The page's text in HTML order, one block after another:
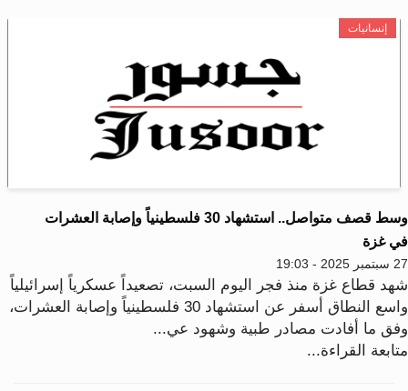
إنسانيات
وسط قصف متواصل.. استشهاد 30 فلسطينياً وإصابة العشرات
غزة
- 19:03
قطاع غزة منذ فجر اليوم السبت، تصعيداً عسكرياً إسرائيلياً
واسع النطاق أسفر عن استشهاد 30 فلسطينياً وإصابة العشرات،
ما أفادت مصادر طبية وشهود عي...
القراءة...